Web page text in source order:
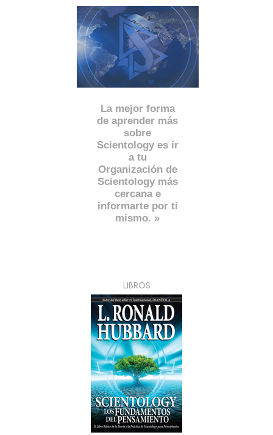
La mejor forma
de aprender más
sobre
Scientology es ir
a tu
Organización de
Scientology más
cercana e
informarte por ti
mismo. »
LIBROS